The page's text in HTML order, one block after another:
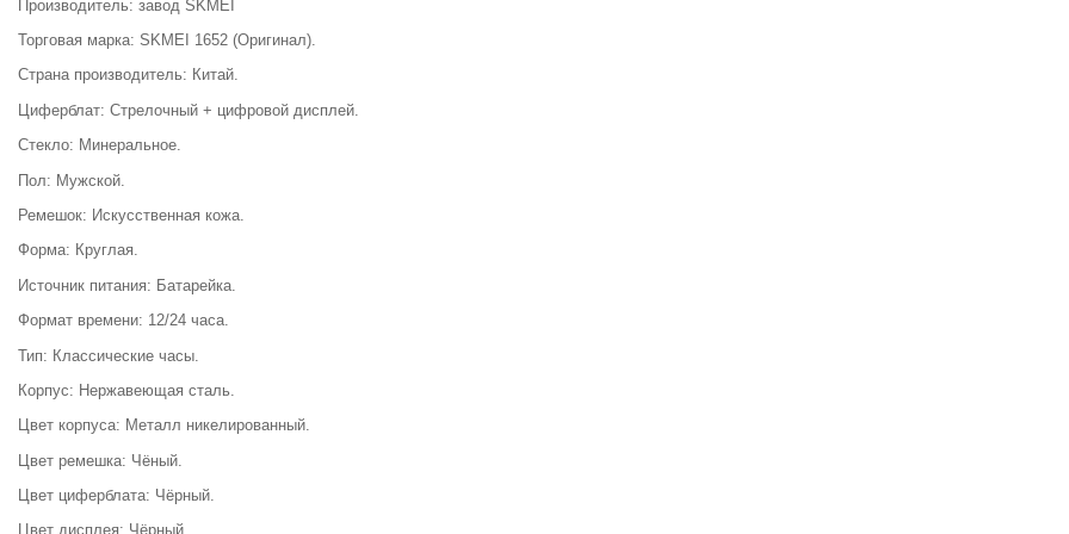
Производитель: завод SKMEI
Торговая марка: SKMEI 1652 (Оригинал).
Страна производитель: Китай.
Циферблат: Стрелочный + цифровой дисплей.
Стекло: Минеральное.
Пол: Мужской.
Ремешок: Искусственная кожа.
Форма: Круглая.
Источник питания: Батарейка.
Формат времени: 12/24 часа.
Тип: Классические часы.
Корпус: Нержавеющая сталь.
Цвет корпуса: Металл никелированный.
Цвет ремешка: Чёный.
Цвет циферблата: Чёрный.
Цвет дисплея: Чёрный.